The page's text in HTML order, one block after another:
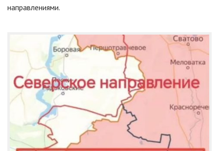
направлениями.